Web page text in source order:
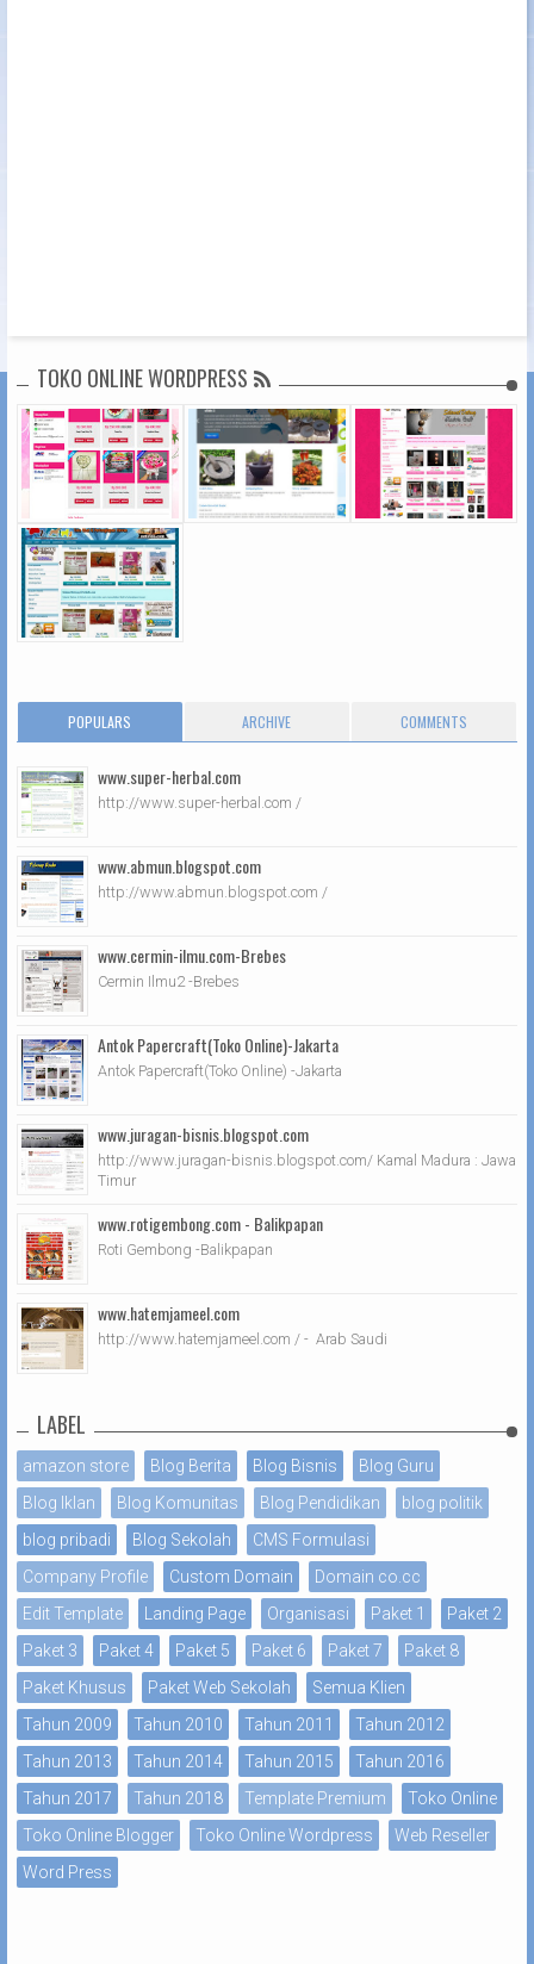
TOKO ONLINE WORDPRESS
POPULARS ARCHIVE COMMENTS
www.super-herbal.com
http://www.super-herbal.com /
www.abmun.blogspot.com
http://www.abmun.blogspot.com /
www.cermin-ilmu.com-Brebes
Cermin Ilmu2 -Brebes
Antok Papercraft(Toko Online)-Jakarta
Antok Papercraft(Toko Online) -Jakarta
www.juragan-bisnis.blogspot.com
http://www.juragan-bisnis.blogspot.com/ Kamal Madura : Jawa
Timur
www.rotigembong.com - Balikpapan
Roti Gembong -Balikpapan
www.hatemjameel.com
http://www.hatemjameel.com / - Arab Saudi
LABEL
amazon store Blog Berita Blog Bisnis
Blog Guru
Blog Iklan
Blog Komunitas Blog Pendidikan
blog politik
blog pribadi
Blog Sekolah
CMS Formulasi
Company Profile
Custom Domain
Domain co.cc
Edit Template
Landing Page Organisasi Paket 1
Paket 2
Paket 3
Paket 4 Paket 5 Paket 6 Paket 7
Paket 8
Paket Khusus
Paket Web Sekolah
Semua Klien
Tahun 2009
Tahun 2010 Tahun 2011
Tahun 2012
Tahun 2013
Tahun 2014 Tahun 2015
Tahun 2016
Tahun 2017
Tahun 2018 Template Premium
Toko Online
Toko Online Blogger
Toko Online Wordpress
Web Reseller
Word Press